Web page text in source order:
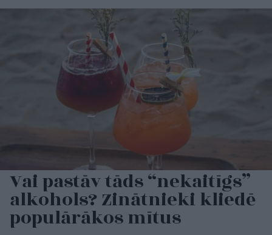
Vai pastāv tāds “nekaitīgs”
alkohols? Zinātnieki kliedē
populārākos mītus